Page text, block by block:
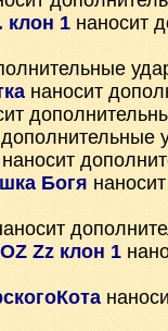
1 наносит
наносит
дополнительные
наносит
Богя
Zz клон 1